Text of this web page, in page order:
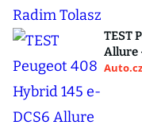
TEST
Allure
Auto.cz